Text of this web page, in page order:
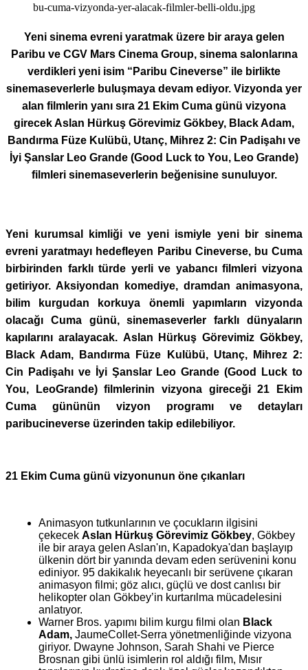
bu-cuma-vizyonda-yer-alacak-filmler-belli-oldu.jpg
Yeni sinema evreni yaratmak üzere bir araya gelen
Paribu ve CGV Mars Cinema Group, sinema salonlarına
verdikleri yeni isim “Paribu Cineverse” ile birlikte
sinemaseverlerle buluşmaya devam ediyor. Vizyonda yer
alan filmlerin yanı sıra 21 Ekim Cuma günü vizyona
girecek Aslan Hürkuş Görevimiz Gökbey, Black Adam,
Bandırma Füze Kulübü, Utanç, Mihrez 2: Cin Padişahı ve
İyi Şanslar Leo Grande (Good Luck to You, Leo Grande)
filmleri sinemaseverlerin beğenisine sunuluyor.
Yeni kurumsal kimliği ve yeni ismiyle yeni bir sinema
evreni yaratmayı hedefleyen Paribu Cineverse, bu Cuma
birbirinden farklı türde yerli ve yabancı filmleri vizyona
getiriyor. Aksiyondan komediye, dramdan animasyona,
bilim kurgudan korkuya önemli yapımların vizyonda
olacağı Cuma günü, sinemaseverler farklı dünyaların
kapılarını aralayacak. Aslan Hürkuş Görevimiz Gökbey,
Black Adam, Bandırma Füze Kulübü, Utanç, Mihrez 2:
Cin Padişahı ve İyi Şanslar Leo Grande (Good Luck to
You, LeoGrande) filmlerinin vizyona gireceği 21 Ekim
Cuma gününün vizyon programı ve detayları
paribucineverse üzerinden takip edilebiliyor.
21 Ekim Cuma günü vizyonunun öne çıkanları
Animasyon tutkunlarının ve çocukların ilgisini
çekecek Aslan Hürkuş Görevimiz Gökbey, Gökbey
ile bir araya gelen Aslan'ın, Kapadokya'dan başlayıp
ülkenin dört bir yanında devam eden serüvenini konu
ediniyor. 95 dakikalık heyecanlı bir serüvene çıkaran
animasyon filmi; göz alıcı, güçlü ve dost canlısı bir
helikopter olan Gökbey’in kurtarılma mücadelesini
anlatıyor.
Warner Bros. yapımı bilim kurgu filmi olan Black
Adam, JaumeCollet-Serra yönetmenliğinde vizyona
giriyor. Dwayne Johnson, Sarah Shahi ve Pierce
Brosnan gibi ünlü isimlerin rol aldığı film, Mısır